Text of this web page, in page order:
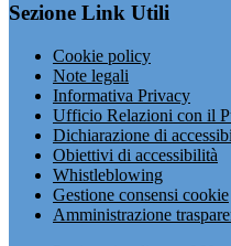
Sezione Link Utili
Cookie policy
Note legali
Informativa Privacy
Ufficio Relazioni con il
Dichiarazione di
Obiettivi di accessibilità
Whistleblowing
Gestione consensi cookie
Amministrazione